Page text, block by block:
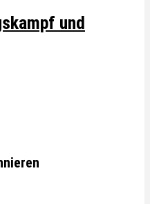
und